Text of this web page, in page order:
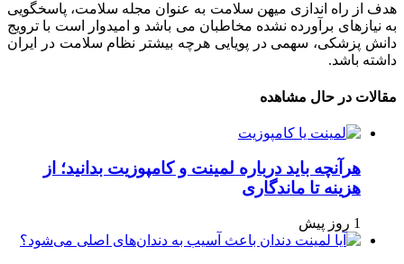
هدف از راه اندازی میهن سلامت به عنوان مجله سلامت، پاسخگویی
به نیازهای برآورده نشده مخاطبان می باشد و امیدوار است با ترویج
دانش پزشکی، سهمی در پویایی هرچه بیشتر نظام سلامت در ایران
داشته باشد.
مقالات در حال مشاهده
هرآنچه باید درباره لمینت و کامپوزیت بدانید؛ از
هزینه تا ماندگاری
1 روز پیش